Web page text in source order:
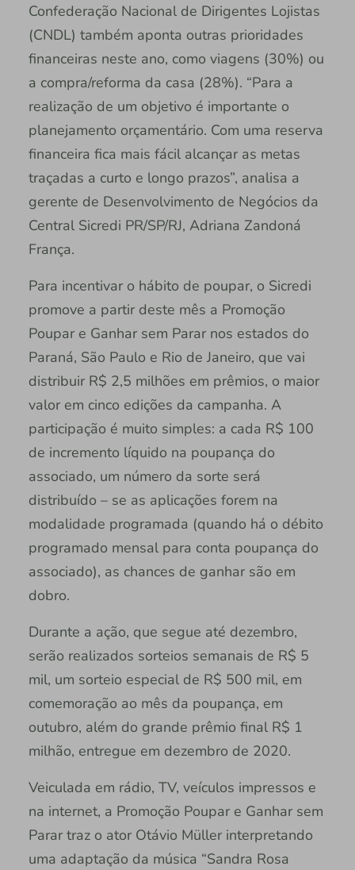
Confederação Nacional de Dirigentes Lojistas
(CNDL) também aponta outras prioridades
financeiras neste ano, como viagens (30%) ou
a compra/reforma da casa (28%). “Para a
realização de um objetivo é importante o
planejamento orçamentário. Com uma reserva
financeira fica mais fácil alcançar as metas
traçadas a curto e longo prazos”, analisa a
gerente de Desenvolvimento de Negócios da
Central Sicredi PR/SP/RJ, Adriana Zandoná
França.
Para incentivar o hábito de poupar, o Sicredi
promove a partir deste mês a Promoção
Poupar e Ganhar sem Parar nos estados do
Paraná, São Paulo e Rio de Janeiro, que vai
distribuir R$ 2,5 milhões em prêmios, o maior
valor em cinco edições da campanha. A
participação é muito simples: a cada R$ 100
de incremento líquido na poupança do
associado, um número da sorte será
distribuído – se as aplicações forem na
modalidade programada (quando há o débito
programado mensal para conta poupança do
associado), as chances de ganhar são em
dobro.
Durante a ação, que segue até dezembro,
serão realizados sorteios semanais de R$ 5
mil, um sorteio especial de R$ 500 mil, em
comemoração ao mês da poupança, em
outubro, além do grande prêmio final R$ 1
milhão, entregue em dezembro de 2020.
Veiculada em rádio, TV, veículos impressos e
na internet, a Promoção Poupar e Ganhar sem
Parar traz o ator Otávio Müller interpretando
uma adaptação da música “Sandra Rosa